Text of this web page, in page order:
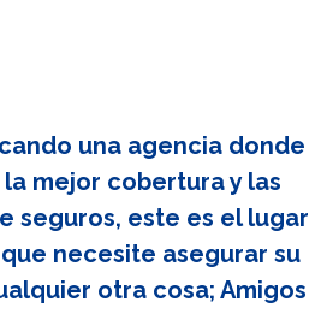
una agencia donde
mejor cobertura y las
seguros, este es el lugar
necesite asegurar su
otra cosa; Amigos